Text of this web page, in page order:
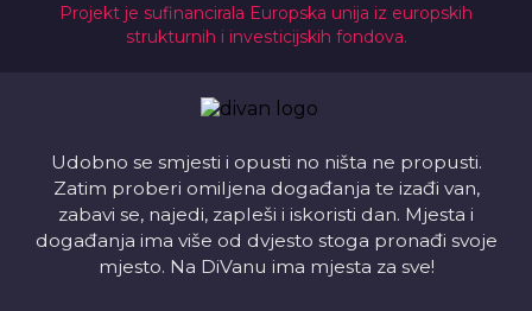
Projekt je sufinancirala Europska unija iz europskih
strukturnih i investicijskih fondova.
Udobno se smjesti i opusti no ništa ne propusti.
Zatim proberi omiljena događanja te izađi van,
zabavi se, najedi, zapleši i iskoristi dan. Mjesta i
događanja ima više od dvjesto stoga pronađi svoje
mjesto. Na DiVanu ima mjesta za sve!